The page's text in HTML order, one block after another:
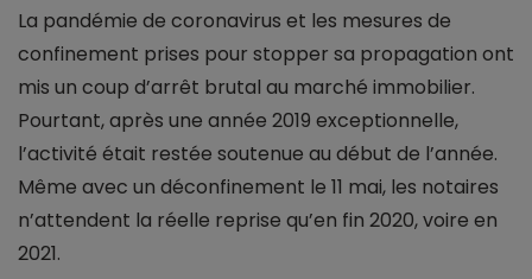
La pandémie de coronavirus et les mesures de
confinement prises pour stopper sa propagation ont
mis un coup d’arrêt brutal au marché immobilier.
Pourtant, après une année 2019 exceptionnelle,
l’activité était restée soutenue au début de l’année.
Même avec un déconfinement le 11 mai, les notaires
n’attendent la réelle reprise qu’en fin 2020, voire en
2021.